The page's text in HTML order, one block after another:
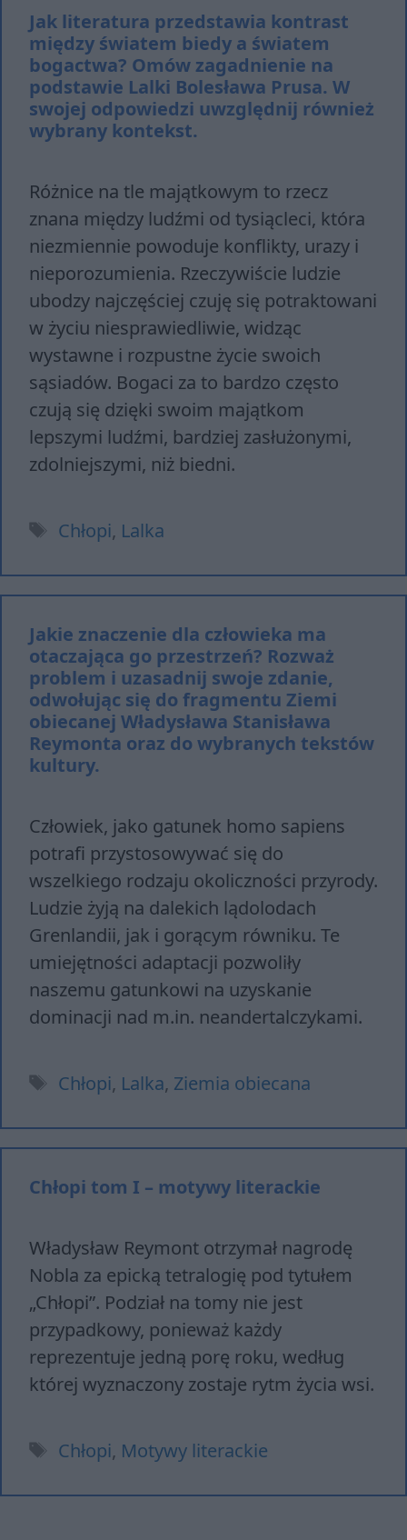
Jak literatura przedstawia kontrast
między światem biedy a światem
bogactwa? Omów zagadnienie na
podstawie Lalki Bolesława Prusa. W
swojej odpowiedzi uwzględnij również
wybrany kontekst.
Różnice na tle majątkowym to rzecz
znana między ludźmi od tysiącleci, która
niezmiennie powoduje konflikty, urazy i
nieporozumienia. Rzeczywiście ludzie
ubodzy najczęściej czuję się potraktowani
w życiu niesprawiedliwie, widząc
wystawne i rozpustne życie swoich
sąsiadów. Bogaci za to bardzo często
czują się dzięki swoim majątkom
lepszymi ludźmi, bardziej zasłużonymi,
zdolniejszymi, niż biedni.
Tagi
Chłopi, Lalka
Jakie znaczenie dla człowieka ma
otaczająca go przestrzeń? Rozważ
problem i uzasadnij swoje zdanie,
odwołując się do fragmentu Ziemi
obiecanej Władysława Stanisława
Reymonta oraz do wybranych tekstów
kultury.
Człowiek, jako gatunek homo sapiens
potrafi przystosowywać się do
wszelkiego rodzaju okoliczności przyrody.
Ludzie żyją na dalekich lądolodach
Grenlandii, jak i gorącym równiku. Te
umiejętności adaptacji pozwoliły
naszemu gatunkowi na uzyskanie
dominacji nad m.in. neandertalczykami.
Tagi
Chłopi, Lalka, Ziemia obiecana
Chłopi tom I – motywy literackie
Władysław Reymont otrzymał nagrodę
Nobla za epicką tetralogię pod tytułem
„Chłopi”. Podział na tomy nie jest
przypadkowy, ponieważ każdy
reprezentuje jedną porę roku, według
której wyznaczony zostaje rytm życia wsi.
Tagi
Chłopi, Motywy literackie